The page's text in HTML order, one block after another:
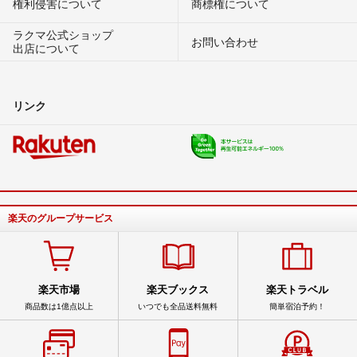
ラクマ公式ショップ
出店について
お問い合わせ
リンク
楽天のグループサービス
楽天市場
商品数は1億点以上
楽天ブックス
いつでも全品送料無料
楽天トラベル
簡単宿泊予約！